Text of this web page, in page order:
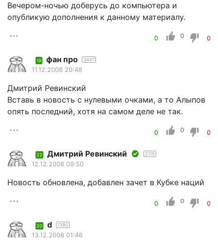
Вечером-ночью доберусь до компьютера и
опубликую дополнения к данному материалу.
0 0 0
19 фан про 3447
11.12.2008 20:48
Дмитрий Ревинский
Вставь в новость с нулевыми очками, а то Алыпов
опять последний, хотя на самом деле не так.
0 0 0
22 Дмитрий Ревинский 2119
12.12.2008 09:50
Новость обновлена, добавлен зачет в Кубке наций
0 0 0
20 d 1380
13.12.2008 01:46